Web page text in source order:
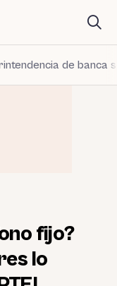
de banca
fijo?
lo